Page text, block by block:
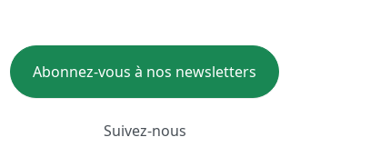
Abonnez-vous à nos newsletters
Suivez-nous